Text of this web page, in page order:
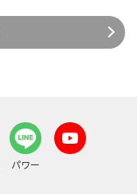
パワー